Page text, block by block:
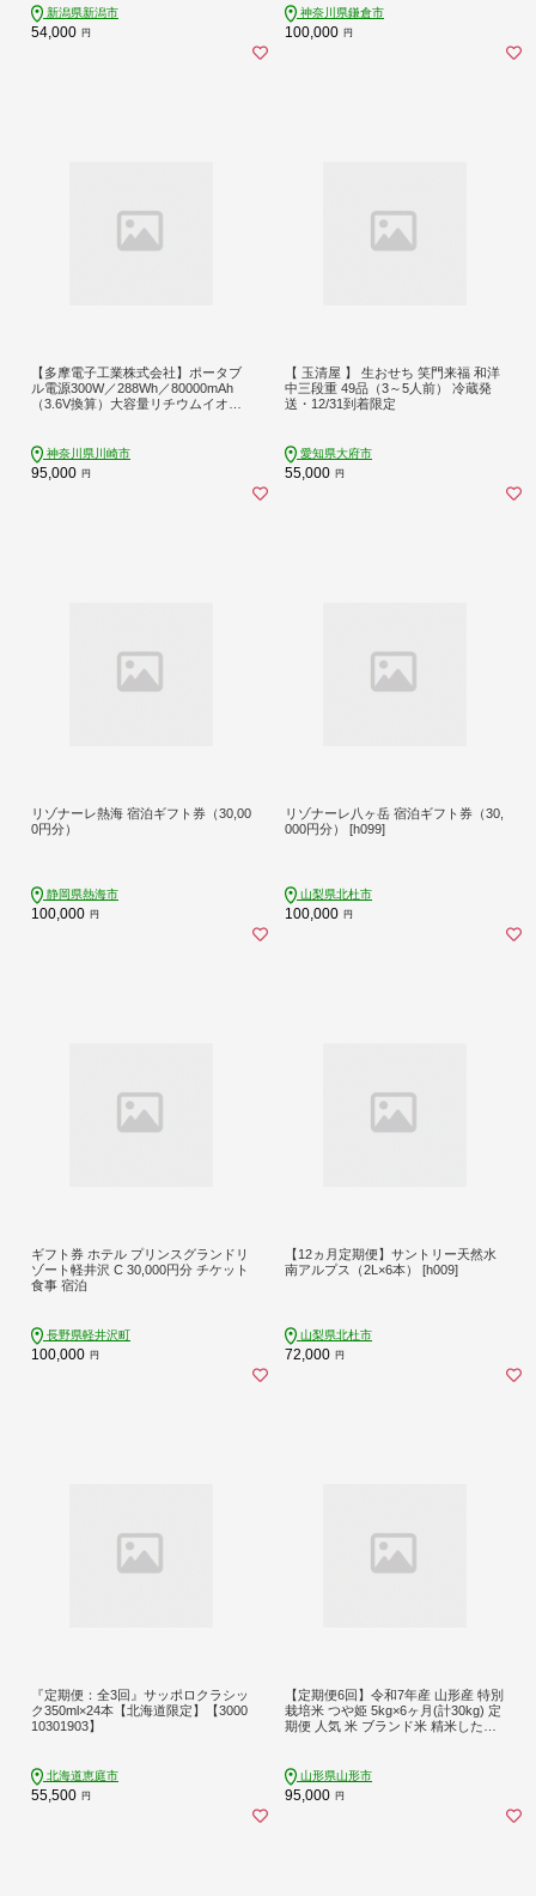
新潟県新潟市
54,000 円
神奈川県鎌倉市
100,000 円
【多摩電子工業株式会社】ポータブ
ル電源300W／288Wh／80000mAh
（3.6V換算）大容量リチウムイオン
神奈川県川崎市
95,000 円
【 玉清屋 】 生おせち 笑門来福 和洋
中三段重 49品（3～5人前） 冷蔵発
送・12/31到着限定
愛知県大府市
55,000 円
リゾナーレ熱海 宿泊ギフト券（30,00
0円分）
静岡県熱海市
100,000 円
リゾナーレ八ヶ岳 宿泊ギフト券（30,
000円分） [h099]
山梨県北杜市
100,000 円
ギフト券 ホテル プリンスグランドリ
ゾート軽井沢 C 30,000円分 チケット
食事 宿泊
長野県軽井沢町
100,000 円
【12ヵ月定期便】サントリー天然水
南アルプス（2L×6本） [h009]
山梨県北杜市
72,000 円
『定期便：全3回』サッポロクラシッ
ク350ml×24本【北海道限定】【3000
10301903】
北海道恵庭市
55,500 円
【定期便6回】令和7年産 山形産 特別
栽培米 つや姫 5kg×6ヶ月(計30kg) 定
期便 人気 米 ブランド米 精米したて
山形県山形市
95,000 円